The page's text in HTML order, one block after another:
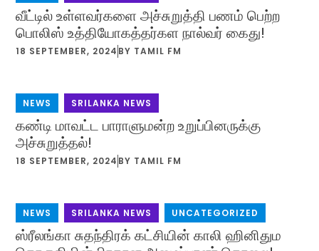
வீட்டில் உள்ளவர்களை அச்சுறுத்தி பணம் பெற்ற
பொலிஸ் உத்தியோகத்தர்கள நால்வர் கைது!
18 SEPTEMBER, 2024 BY TAMIL FM
NEWS SRILANKA NEWS
கண்டி மாவட்ட பாராளுமன்ற உறுப்பினருக்கு
அச்சுறுத்தல்!
18 SEPTEMBER, 2024 BY TAMIL FM
NEWS SRILANKA NEWS UNCATEGORIZED
ஸ்ரீலங்கா சுதந்திரக் கட்சியின் காலி ஹினிதும